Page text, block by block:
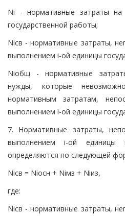
Ni - нормативные затраты
государственной работы;
Niсв - нормативные затраты,
выполнением i-ой единицы
Niобщ - нормативные
нужды, которые
нормативным затратам,
выполнением i-ой единицы
7. Нормативные затраты,
выполнением i-ой единицы
определяются по следующей
Niсв = Niосн + Niмз + Niиз,
где:
Niсв - нормативные затраты,